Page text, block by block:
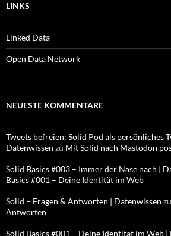
LINKS
Linked Data
Open Data Network
NEUESTE KOMMENTARE
Tweets befreien: Solid Pod als persönliches
Datenwissen zu Mit Solid nach Mastodon
Solid Basics #003 – Immer der Nase nach |
Basics #001 – Deine Identität im Web
Solid – Fragen & Antworten | Datenwissen zu
Antworten
Solid Basics #001 – Deine Identität im Web |